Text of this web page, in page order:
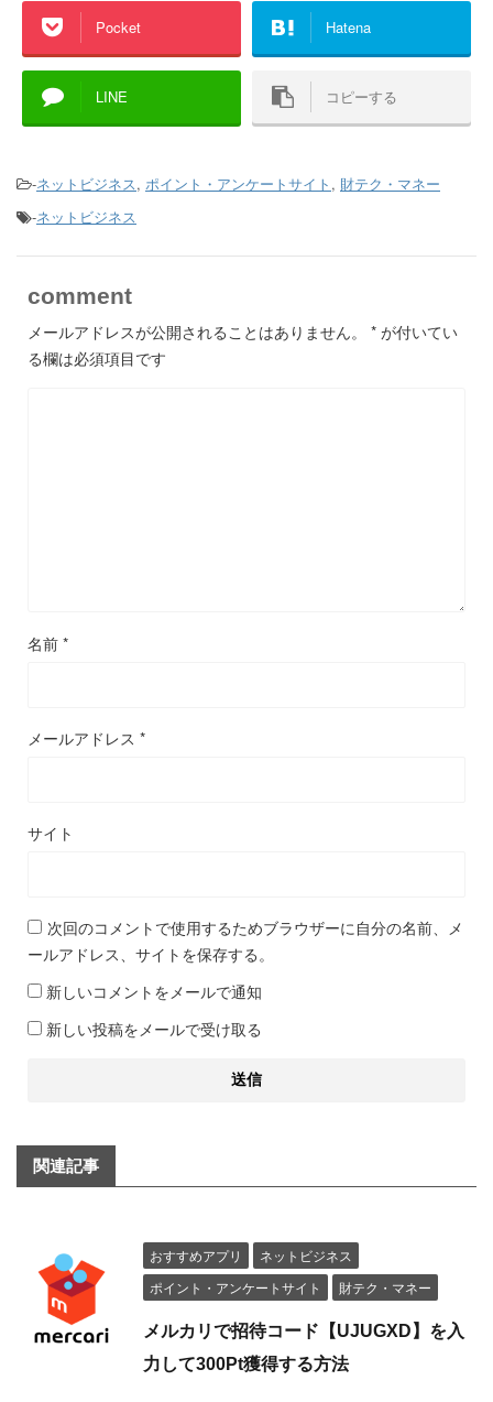
Pocket Hatena
LINE コピーする
-ネットビジネス, ポイント・アンケートサイト , 財テク・マネー
-ネットビジネス
comment
メールアドレスが公開されることはありません。 * が付いてい
る欄は必須項目です
名前 *
メールアドレス *
サイト
次回のコメントで使用するためブラウザーに自分の名前、メ
ールアドレス、サイトを保存する。
新しいコメントをメールで通知
新しい投稿をメールで受け取る
関連記事
おすすめアプリ
ネットビジネス
ポイント・アンケートサイト
財テク・マネー
メルカリで招待コード【UJUGXD】を入
力して300Pt獲得する方法